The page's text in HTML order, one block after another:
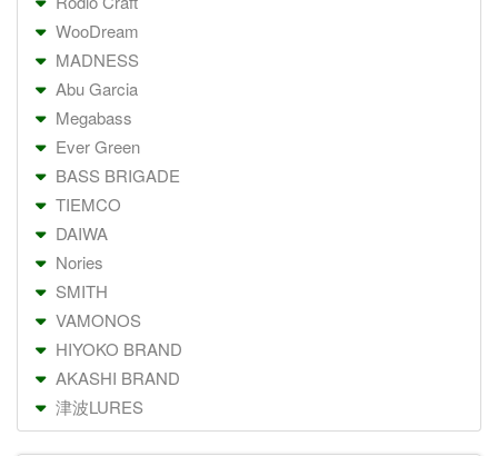
WooDream
MADNESS
Abu Garcia
Megabass
Ever Green
BASS BRIGADE
TIEMCO
DAIWA
Nories
SMITH
VAMONOS
HIYOKO BRAND
AKASHI BRAND
津波LURES